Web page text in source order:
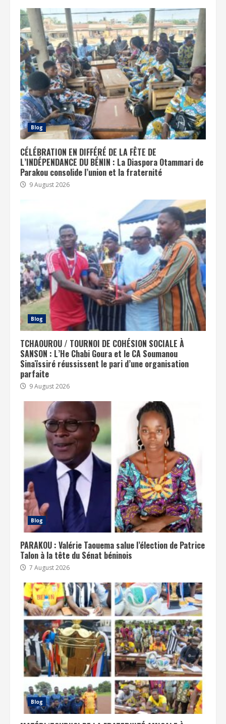
Blog
CÉLÉBRATION EN DIFFÉRÉ DE LA FÊTE DE
L’INDÉPENDANCE DU BÉNIN : La Diaspora Otammari de
Parakou consolide l’union et la fraternité
9 August 2026
Blog
TCHAOUROU / TOURNOI DE COHÉSION SOCIALE À
SANSON : L’He Chabi Goura et le CA Soumanou
Sinaïssiré réussissent le pari d’une organisation
parfaite
9 August 2026
Blog
PARAKOU : Valérie Taouema salue l’élection de Patrice
Talon à la tête du Sénat béninois
7 August 2026
Blog